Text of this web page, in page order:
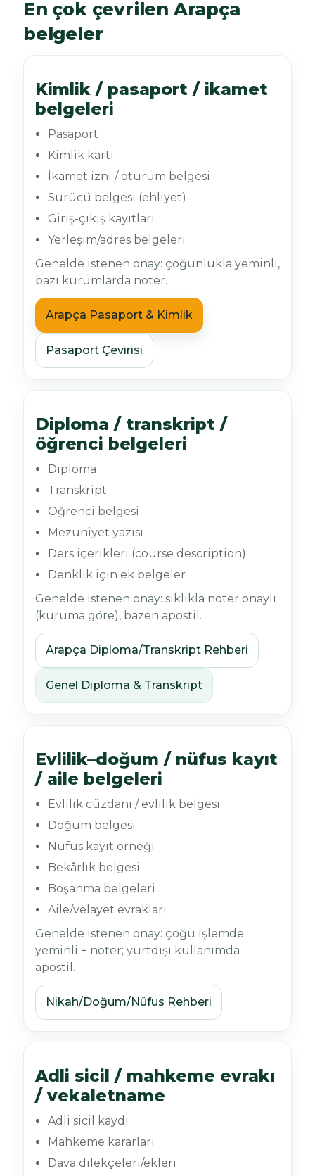
En çok çevrilen Arapça
belgeler
Kimlik / pasaport / ikamet
belgeleri
Pasaport
Kimlik kartı
İkamet izni / oturum belgesi
Sürücü belgesi (ehliyet)
Giriş-çıkış kayıtları
Yerleşim/adres belgeleri
Genelde istenen onay: çoğunlukla yeminli,
bazı kurumlarda noter.
Arapça Pasaport & Kimlik
Pasaport Çevirisi
Diploma / transkript /
öğrenci belgeleri
Diploma
Transkript
Öğrenci belgesi
Mezuniyet yazısı
Ders içerikleri (course description)
Denklik için ek belgeler
Genelde istenen onay: sıklıkla noter onaylı
(kuruma göre), bazen apostil.
Arapça Diploma/Transkript Rehberi
Genel Diploma & Transkript
Evlilik–doğum / nüfus kayıt
/ aile belgeleri
Evlilik cüzdanı / evlilik belgesi
Doğum belgesi
Nüfus kayıt örneği
Bekârlık belgesi
Boşanma belgeleri
Aile/velayet evrakları
Genelde istenen onay: çoğu işlemde
yeminli + noter; yurtdışı kullanımda
apostil.
Nikah/Doğum/Nüfus Rehberi
Adli sicil / mahkeme evrakı
/ vekaletname
Adli sicil kaydı
Mahkeme kararları
Dava dilekçeleri/ekleri